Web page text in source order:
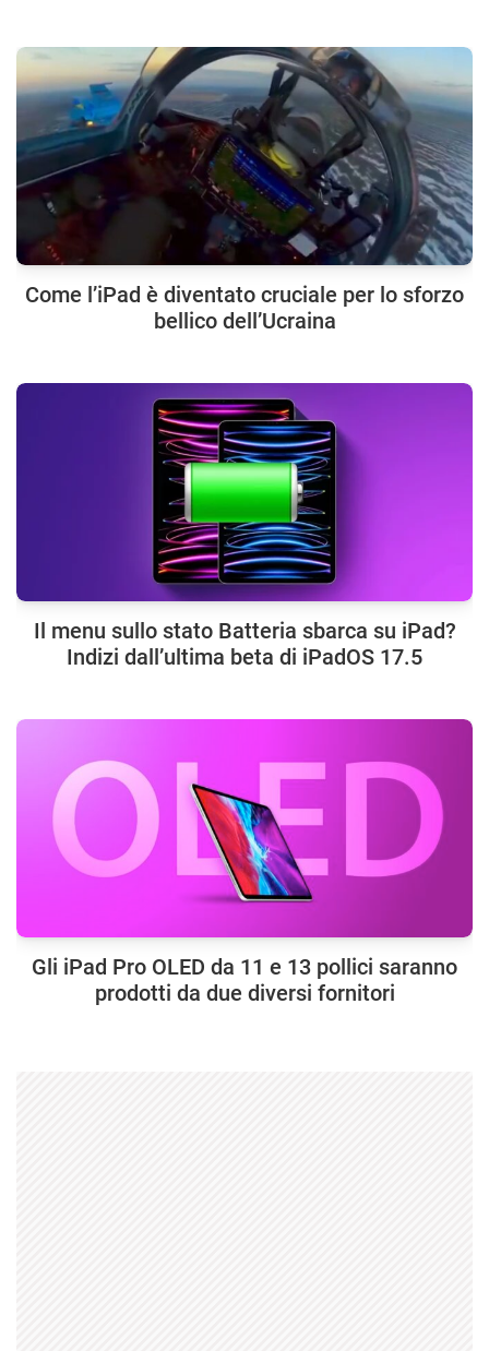
Come l’iPad è diventato cruciale per lo sforzo
bellico dell’Ucraina
Il menu sullo stato Batteria sbarca su iPad?
Indizi dall’ultima beta di iPadOS 17.5
Gli iPad Pro OLED da 11 e 13 pollici saranno
prodotti da due diversi fornitori